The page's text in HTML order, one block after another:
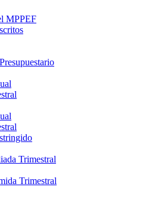
MPPEF
Trimestral
Trimestral